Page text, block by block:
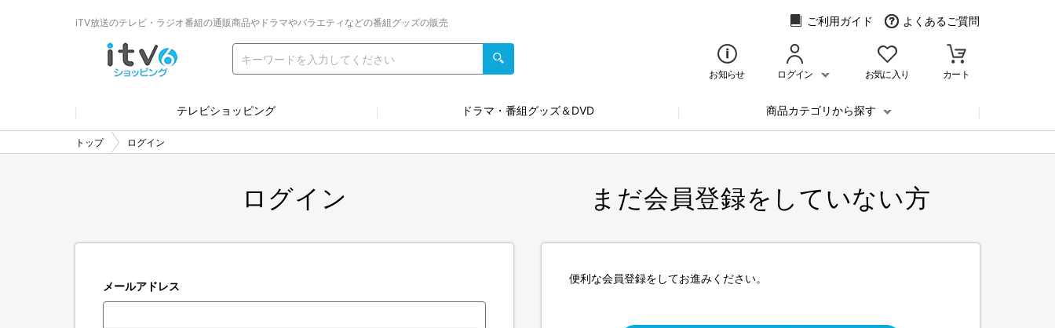
iTV放送のテレビ・ラジオ番組の通販商品やドラマやバラエティなどの番組グッズの販売 ご利用ガイド よくあるご質問
お知らせ ログイン お気に入り カート
テレビショッピング ドラマ・番組グッズ＆DVD 商品カテゴリから探す
トップ ログイン
ログイン
メールアドレス
まだ会員登録をしていない方
便利な会員登録をしてお進みください。